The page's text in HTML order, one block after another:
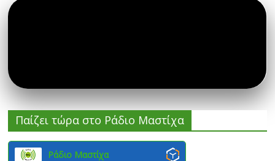
Παίζει τώρα στο Ράδιο Μαστίχα
Ράδιο Μαστίχα